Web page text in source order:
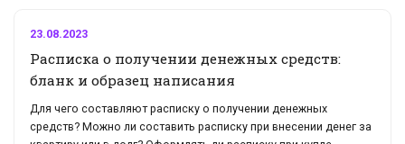
23.08.2023
Расписка о получении денежных средств:
бланк и образец написания
Для чего составляют расписку о получении денежных
средств? Можно ли составить расписку при внесении денег за